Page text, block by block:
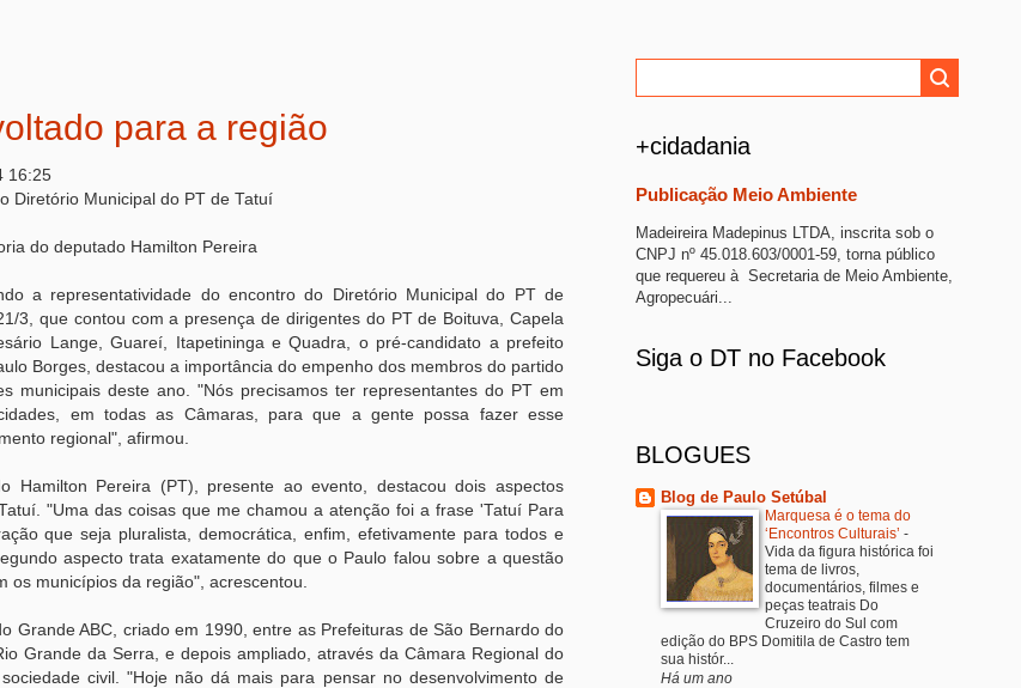
para a região
16:25
Diretório Municipal do PT de Tatuí
do deputado Hamilton Pereira
a representatividade do encontro do Diretório Municipal do PT de
3, que contou com a presença de dirigentes do PT de Boituva, Capela
Lange, Guareí, Itapetininga e Quadra, o pré-candidato a prefeito
Borges, destacou a importância do empenho dos membros do partido
municipais deste ano. "Nós precisamos ter representantes do PT em
em todas as Câmaras, para que a gente possa fazer esse
regional", afirmou.
Hamilton Pereira (PT), presente ao evento, destacou dois aspectos
"Uma das coisas que me chamou a atenção foi a frase 'Tatuí Para
que seja pluralista, democrática, enfim, efetivamente para todos e
aspecto trata exatamente do que o Paulo falou sobre a questão
os municípios da região", acrescentou.
Grande ABC, criado em 1990, entre as Prefeituras de São Bernardo do
Grande da Serra, e depois ampliado, através da Câmara Regional do
civil. "Hoje não dá mais para pensar no desenvolvimento de
+cidadania
Publicação Meio Ambiente
Madeireira Madepinus LTDA, inscrita sob o
CNPJ nº 45.018.603/0001-59, torna público
que requereu à Secretaria de Meio Ambiente,
Agropecuári...
Siga o DT no Facebook
BLOGUES
Blog de Paulo Setúbal
Marquesa é o tema do
‘Encontros Culturais’ -
Vida da figura histórica foi
tema de livros,
documentários, filmes e
peças teatrais Do
Cruzeiro do Sul com
edição do BPS Domitila de Castro tem
sua histór...
Há um ano